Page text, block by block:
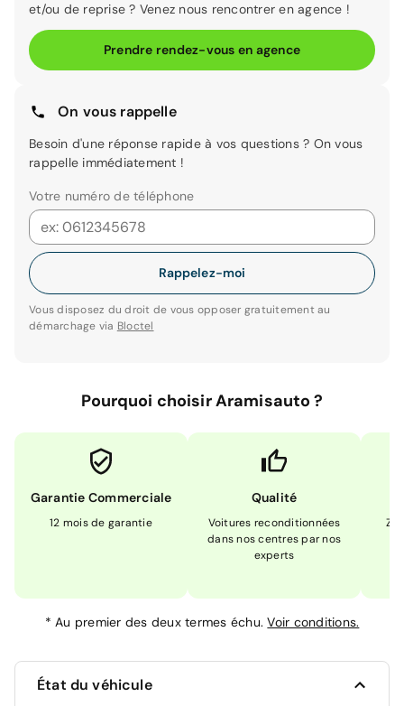
et/ou de reprise ? Venez nous rencontrer en agence !
Prendre rendez-vous en agence
On vous rappelle
Besoin d'une réponse rapide à vos questions ? On vous
rappelle immédiatement !
Votre numéro de téléphone
Rappelez-moi
Vous disposez du droit de vous opposer gratuitement au
démarchage via Bloctel
Pourquoi choisir Aramisauto ?
Garantie Commerciale
12 mois de garantie
Qualité
Voitures reconditionnées
dans nos centres par nos
experts
*Au premier des deux termes échu.Voir conditions.
État du véhicule